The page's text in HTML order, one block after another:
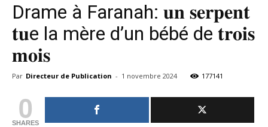
Drame à Faranah: 𝐮𝐧 𝐬𝐞𝐫𝐩𝐞𝐧𝐭
𝐭𝐮e la mère d’un bébé de 𝐭𝐫𝐨𝐢𝐬
𝐦𝐨𝐢𝐬
Par Directeur de Publication - 1 novembre 2024 177141
0
SHARES